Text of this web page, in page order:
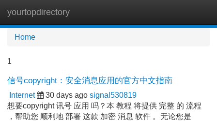
yourtopdirectory
Home
1
信号copyright：安全消息应用的官方中文指南
Internet 30 days ago signal530819
想要copyright 讯号 应用 吗？本 教程 将提供 完整 的 流程
，帮助您 顺利地 部署 这款 加密 消息 软件 。无论您是